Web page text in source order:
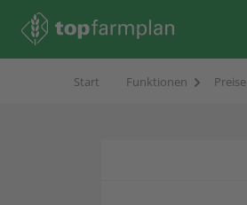
Start Funktionen Preise